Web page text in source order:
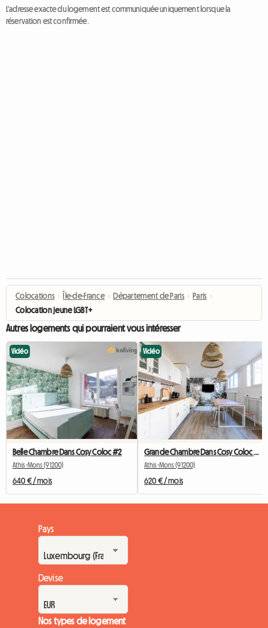
L'adresse exacte du logement est communiquée uniquement lorsque la
réservation est confirmée.
Colocations › Île-de-France › Département de Paris › Paris ›
Colocation jeune LGBT+
Autres logements qui pourraient vous intéresser
Vidéo
Belle Chambre Dans Cosy Coloc #2
Athis-Mons (91200)
640 € / mois
Vidéo
Grande Chambre Dans Cosy Coloc #5 New York près d'olry
Athis-Mons (91200)
620 € / mois
Pays
Devise
Nos types de logement